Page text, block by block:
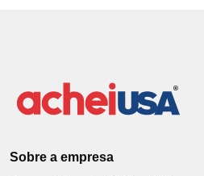
Sobre a empresa